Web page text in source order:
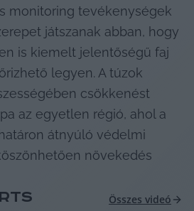
monitoring tevékenységek
játszanak abban, hogy
is kiemelt jelentőségű faj
legyen. A túzok
csökkenést
az egyetlen régió, ahol a
átnyúló védelmi
növekedés
Összes videó